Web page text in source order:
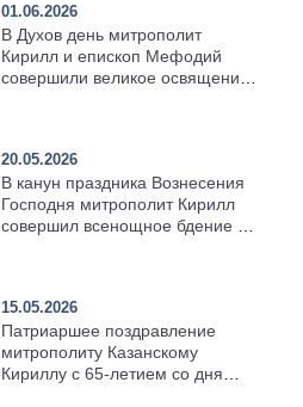
01.06.2026
В Духов день митрополит
Кирилл и епископ Мефодий
совершили великое освящение
20.05.2026
В канун праздника Вознесения
Господня митрополит Кирилл
совершил всенощное бдение в
15.05.2026
Патриаршее поздравление
митрополиту Казанскому
Кириллу с 65-летием со дня